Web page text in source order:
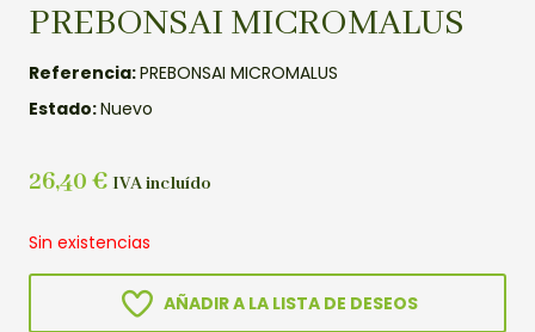
PREBONSAI MICROMALUS
Referencia:PREBONSAI MICROMALUS
Estado:Nuevo
26,40 € IVA incluído
Sin existencias
AÑADIR A LA LISTA DE DESEOS